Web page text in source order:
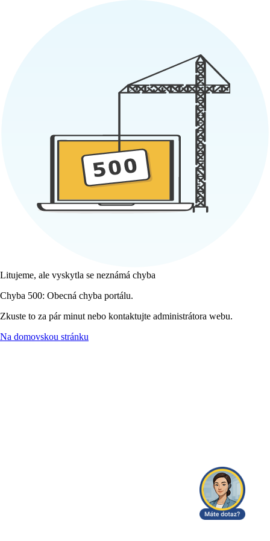
Litujeme, ale vyskytla se neznámá chyba
Chyba 500: Obecná chyba portálu.
Zkuste to za pár minut nebo kontaktujte administrátora webu.
Na domovskou stránku